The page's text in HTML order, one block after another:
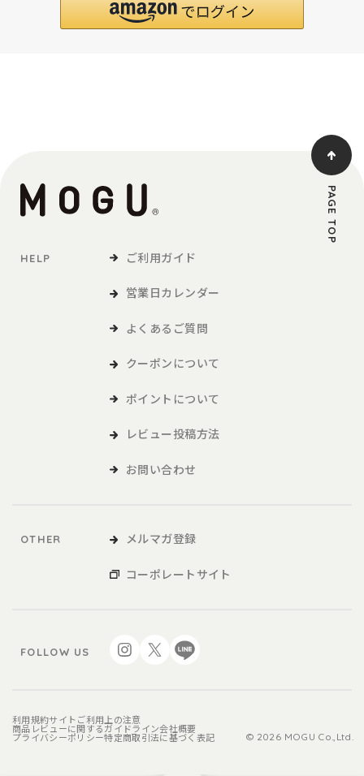
HELP ご利用ガイド
営業日カレンダー
よくあるご質問
クーポンについて
ポイントについて
レビュー投稿方法
お問い合わせ
OTHER メルマガ登録
コーポレートサイト
FOLLOW US
利用規約サイトご利用上の注意
商品レビューに関するガイドライン会社概要
プライバシーポリシー特定商取引法に基づく表記 © 2026 MOGU Co.,Ltd.
PAGE TOP